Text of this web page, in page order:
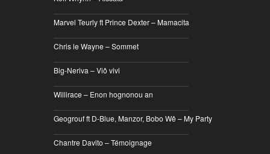
Marvel Teurly ft Prince Dexter – Mamacita
Chris le Wayne – Sommet
Big-Neriva – Viô vivi
Willirace – Enon hognonou an
Geogrouf ft D-Blue, Manzor, Bobo Wê – My Party
Chantre Davito – Témoignage